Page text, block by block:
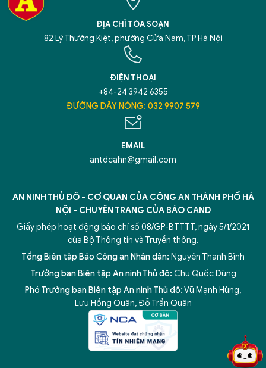
ĐỊA CHỈ TÒA SOẠN
82 Lý Thường Kiệt, phường Cửa Nam, TP Hà Nội
ĐIỆN THOẠI
+84-24 3942 6355
ĐƯỜNG DÂY NÓNG: 032 9907 579
EMAIL
antdcahn@gmail.com
AN NINH THỦ ĐÔ - CƠ QUAN CỦA CÔNG AN THÀNH PHỐ HÀ
NỘI - CHUYÊN TRANG CỦA BÁO CAND
Giấy phép hoạt động báo chí số 08/GP-BTTTT, ngày 5/1/2021
của Bộ Thông tin và Truyền thông.
Tổng Biên tập Báo Công an Nhân dân: Nguyễn Thanh Bình
Trưởng ban Biên tập An ninh Thủ đô: Chu Quốc Dũng
Phó Trưởng ban Biên tập An ninh Thủ đô:Vũ Mạnh Hùng,
Lưu Hồng Quân, Đỗ Trần Quân
5 điểm nghẽn của Hà Nội giải pháp xử lý điểm nghẽn của